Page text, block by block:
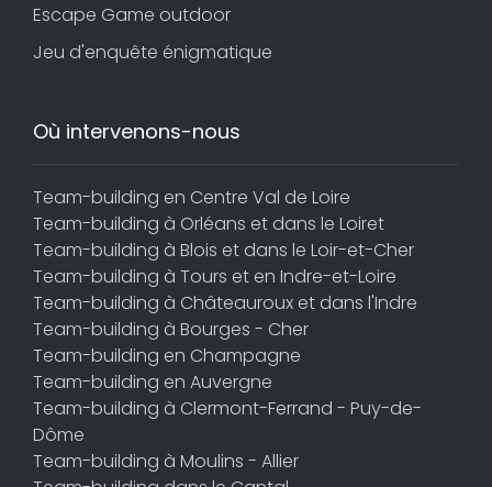
Escape Game outdoor
Jeu d'enquête énigmatique
Où intervenons-nous
Team-building en Centre Val de Loire
Team-building à Orléans et dans le Loiret
Team-building à Blois et dans le Loir-et-Cher
Team-building à Tours et en Indre-et-Loire
Team-building à Châteauroux et dans l'Indre
Team-building à Bourges - Cher
Team-building en Champagne
Team-building en Auvergne
Team-building à Clermont-Ferrand - Puy-de-
Dôme
Team-building à Moulins - Allier